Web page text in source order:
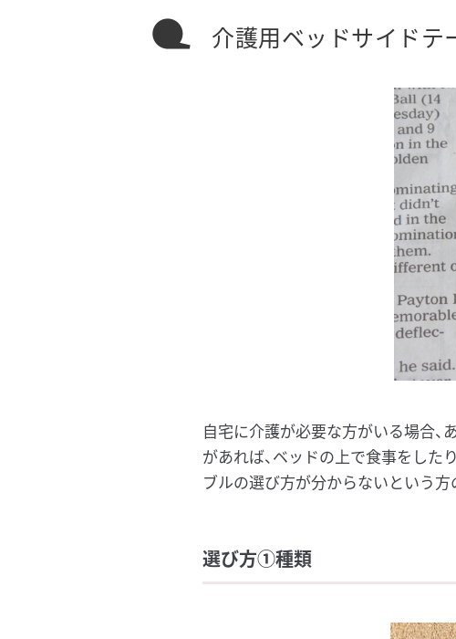
介護用ベッドサイドテ
自宅に介護が必要な方がいる場合
があれば、ベッドの上で食事をし
ブルの選び方が分からないという方
選び方①種類